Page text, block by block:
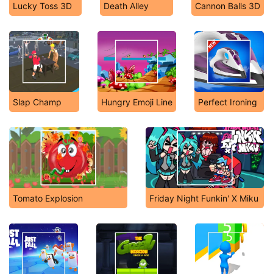
Lucky Toss 3D Death Alley Cannon Balls 3D
Slap Champ Hungry Emoji Line Perfect Ironing
Tomato Explosion Friday Night Funkin' X Miku